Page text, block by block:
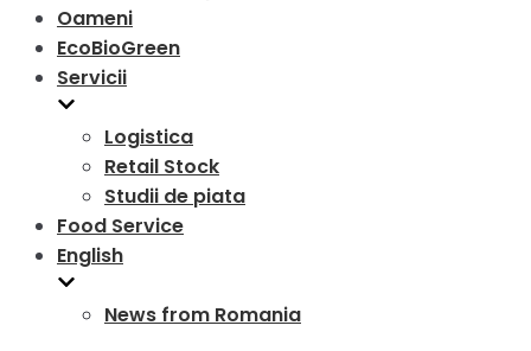
Oameni
EcoBioGreen
Servicii
Logistica
Retail Stock
Studii de piata
Food Service
English
News from Romania